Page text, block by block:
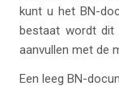
kunt u het BN-
bestaat wordt dit
aanvullen met de
Een leeg BN-